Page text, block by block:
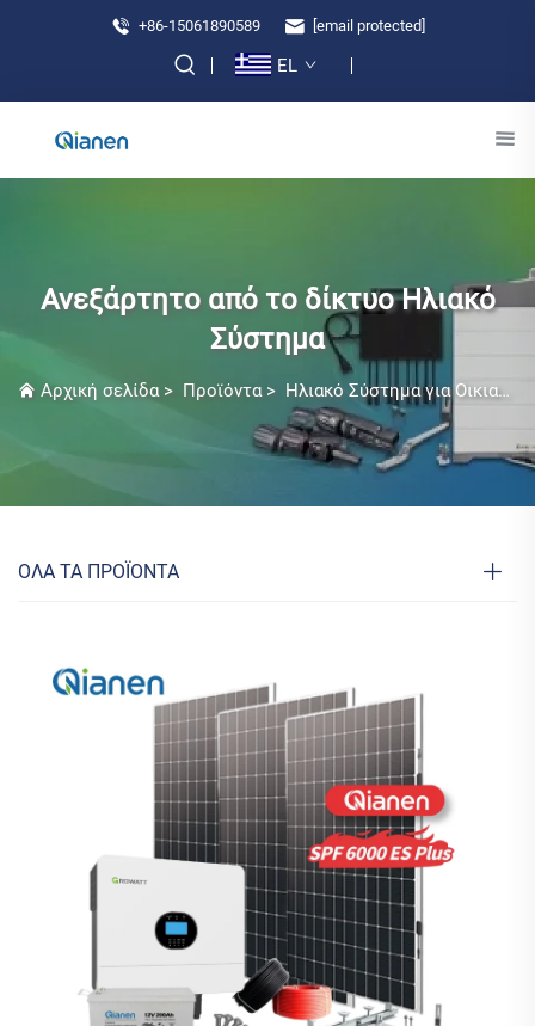
+86-15061890589 [email protected]
EL
Ανεξάρτητο από το δίκτυο Ηλιακό
Σύστημα
Αρχική σελίδα> Προϊόντα> Ηλιακό Σύστημα για Οικιακή Χρήση
ΟΛΑ ΤΑ ΠΡΟΪΟΝΤΑ